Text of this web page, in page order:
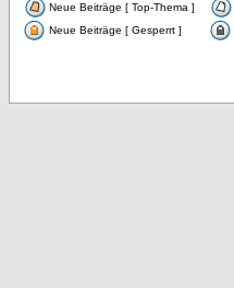
Neue Beiträge [ Top-Thema ]
Neue Beiträge [ Gesperrt ]